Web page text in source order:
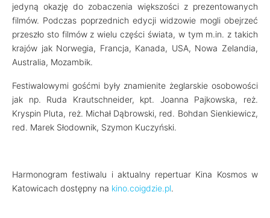
jedyną okazję do zobaczenia większości z prezentowanych
filmów. Podczas poprzednich edycji widzowie mogli obejrzeć
przeszło sto filmów z wielu części świata, w tym m.in. z takich
krajów jak Norwegia, Francja, Kanada, USA, Nowa Zelandia,
Australia, Mozambik.
Festiwalowymi gośćmi były znamienite żeglarskie osobowości
jak np. Ruda Krautschneider, kpt. Joanna Pajkowska, reż.
Kryspin Pluta, reż. Michał Dąbrowski, red. Bohdan Sienkiewicz,
red. Marek Słodownik, Szymon Kuczyński.
Harmonogram festiwalu i aktualny repertuar Kina Kosmos w
Katowicach dostępny na kino.coigdzie.pl.